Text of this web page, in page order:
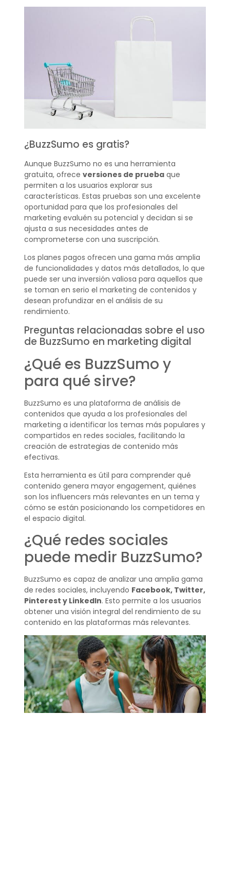
¿BuzzSumo es gratis?
Aunque BuzzSumo no es una herramienta
gratuita, ofrece versiones de pruebaque
permiten a los usuarios explorar sus
características. Estas pruebas son una excelente
oportunidad para que los profesionales del
marketing evaluén su potencial y decidan si se
ajusta a sus necesidades antes de
comprometerse con una suscripción.
Los planes pagos ofrecen una gama más amplia
de funcionalidades y datos más detallados, lo que
puede ser una inversión valiosa para aquellos que
se toman en serio el marketing de contenidos y
desean profundizar en el análisis de su
rendimiento.
Preguntas relacionadas sobre el uso
de BuzzSumo en marketing digital
¿Qué es BuzzSumo y
para qué sirve?
BuzzSumo es una plataforma de análisis de
contenidos que ayuda a los profesionales del
marketing a identificar los temas más populares y
compartidos en redes sociales, facilitando la
creación de estrategias de contenido más
efectivas.
Esta herramienta es útil para comprender qué
contenido genera mayor engagement, quiénes
son los influencers más relevantes en un tema y
cómo se están posicionando los competidores en
el espacio digital.
¿Qué redes sociales
puede medir BuzzSumo?
BuzzSumo es capaz de analizar una amplia gama
de redes sociales, incluyendo Facebook, Twitter,
Pinterest y LinkedIn. Esto permite a los usuarios
obtener una visión integral del rendimiento de su
contenido en las plataformas más relevantes.